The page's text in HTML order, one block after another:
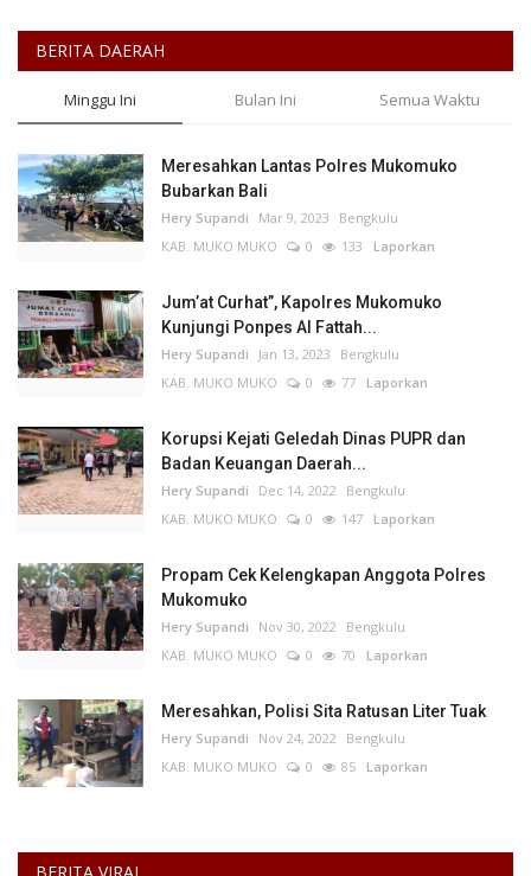
BERITA DAERAH
Minggu Ini Bulan Ini Semua Waktu
Meresahkan Lantas Polres Mukomuko
Bubarkan Bali
Hery Supandi Mar 9, 2023
Bengkulu
KAB. MUKO MUKO
0 133 Laporkan
Jum’at Curhat”, Kapolres Mukomuko
Kunjungi Ponpes Al Fattah...
Hery Supandi Jan 13, 2023
Bengkulu
KAB. MUKO MUKO
0 77 Laporkan
Korupsi Kejati Geledah Dinas PUPR dan
Badan Keuangan Daerah...
Hery Supandi Dec 14, 2022
Bengkulu
KAB. MUKO MUKO
0 147 Laporkan
Propam Cek Kelengkapan Anggota Polres
Mukomuko
Hery Supandi Nov 30, 2022
Bengkulu
KAB. MUKO MUKO
0 70 Laporkan
Meresahkan, Polisi Sita Ratusan Liter Tuak
Hery Supandi Nov 24, 2022
Bengkulu
KAB. MUKO MUKO
0 85 Laporkan